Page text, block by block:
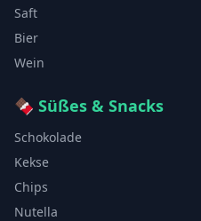
Saft
Bier
Wein
🍫 Süßes & Snacks
Schokolade
Kekse
Chips
Nutella